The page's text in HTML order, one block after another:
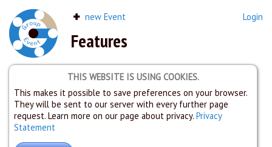
new Event Login
Features
THIS WEBSITE IS USING COOKIES.
This makes it possible to save preferences on your browser.
They will be sent to our server with every further page
request. Learn more on our page about privacy. Privacy
Statement